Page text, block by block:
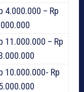
4.000.000 – Rp
11.000.000 – Rp
10.000.000- Rp